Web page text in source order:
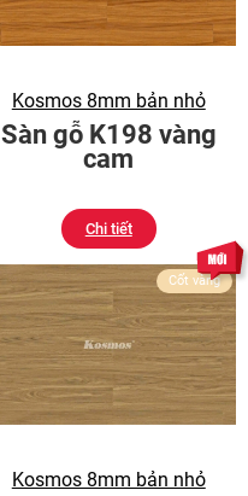
Kosmos 8mm bản nhỏ
Sàn gỗ K198 vàng
cam
Chi tiết
Cốt vàng
Kosmos 8mm bản nhỏ